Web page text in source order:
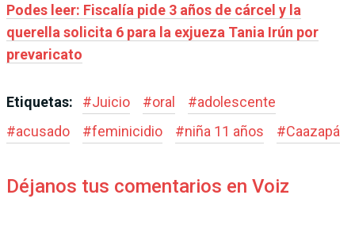
Podes leer: Fiscalía pide 3 años de cárcel y la
querella solicita 6 para la exjueza Tania Irún por
prevaricato
Etiquetas: #Juicio #oral #adolescente
#acusado #feminicidio #niña 11 años #Caazapá
Déjanos tus comentarios en Voiz